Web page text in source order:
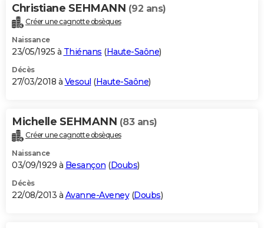
Christiane SEHMANN (92 ans)
Créer une cagnotte obsèques
Naissance
23/05/1925 à Thiénans (Haute-Saône)
Décès
27/03/2018 à Vesoul (Haute-Saône)
Michelle SEHMANN (83 ans)
Créer une cagnotte obsèques
Naissance
03/09/1929 à Besançon (Doubs)
Décès
22/08/2013 à Avanne-Aveney(Doubs)